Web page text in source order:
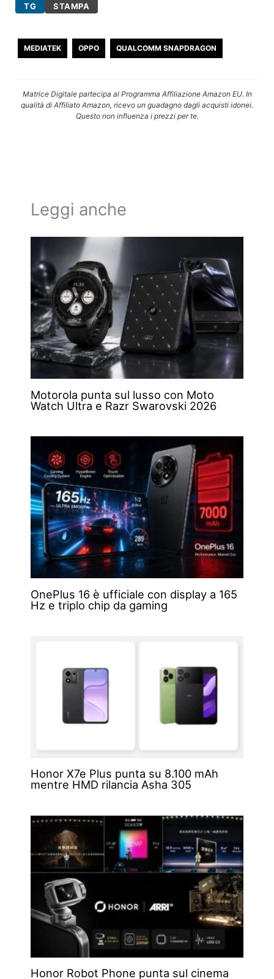
TG STAMPA
MEDIATEK OPPO QUALCOMM SNAPDRAGON
Matrice Digitale partecipa al Programma Affiliazione Amazon EU. In
qualità di Affiliato Amazon, ricevo un guadagno dagli acquisti idonei.
Questo non influenza i prezzi per te.
Leggi anche
Motorola punta sul lusso con Moto
Watch Ultra e Razr Swarovski 2026
OnePlus 16 è ufficiale con display a 165
Hz e triplo chip da gaming
Honor X7e Plus punta su 8.100 mAh
mentre HMD rilancia Asha 305
Honor Robot Phone punta sul cinema